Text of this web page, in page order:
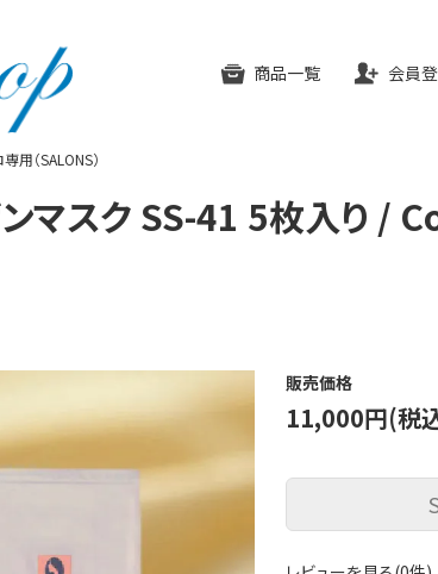
商品一覧
会員
用（SALONS）
マスク SS-41 5枚入り /
販売価格
11,000円(税